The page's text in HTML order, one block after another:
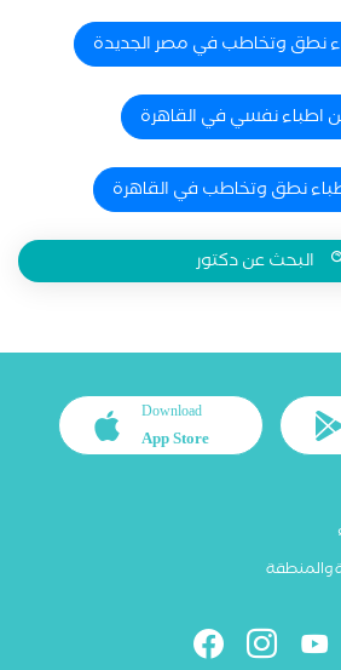
نطق وتخاطب في مصر الجديدة
اطباء نفسي في القاهرة
نطق وتخاطب في القاهرة
البحث عن دكتور
Download
App Store
والمنطقة